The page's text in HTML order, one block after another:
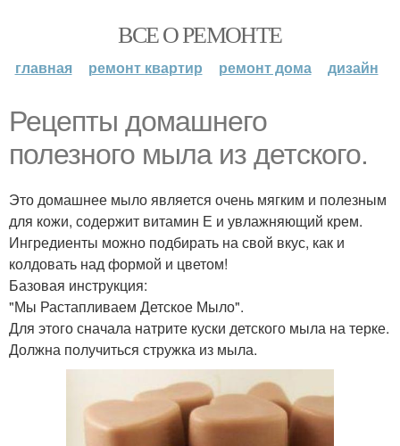
ВСЕ О РЕМОНТЕ
главная ремонт квартир ремонт дома дизайн
Рецепты домашнего
полезного мыла из детского.
Это домашнее мыло является очень мягким и полезным
для кожи, содержит витамин Е и увлажняющий крем.
Ингредиенты можно подбирать на свой вкус, как и
колдовать над формой и цветом!
Базовая инструкция:
"Мы Растапливаем Детское Мыло".
Для этого сначала натрите куски детского мыла на терке.
Должна получиться стружка из мыла.